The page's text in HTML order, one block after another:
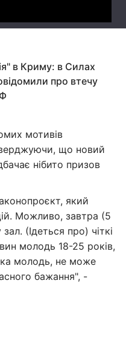
в Криму: в Силах
про втечу
мотивів
що новий
нібито призов
який
Можливо, завтра (5
(Ідеться про) чіткі
молодь 18-25 років,
молодь, не може
бажання", -